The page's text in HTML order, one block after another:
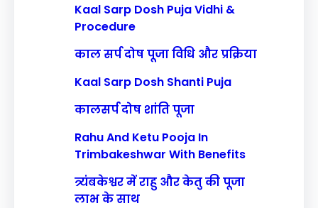
Kaal Sarp Dosh Puja Vidhi &
Procedure
काल सर्प दोष पूजा विधि और प्रक्रिया
Kaal Sarp Dosh Shanti Puja
कालसर्प दोष शांति पूजा
Rahu And Ketu Pooja In
Trimbakeshwar With Benefits
त्र्यंबकेश्वर में राहु और केतु की पूजा
लाभ के साथ